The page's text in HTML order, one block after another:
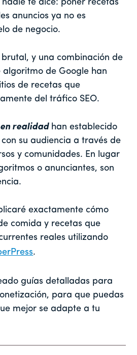
nadie te dice: poner recetas
anuncios ya no es
de negocio.
y una combinación de
algoritmo de Google han
de recetas que
del tráfico SEO.
en realidadhan establecido
su audiencia a través de
y comunidades. En lugar
o anunciantes, son
exactamente cómo
comida y recetas que
reales utilizando
.
guías detalladas para
para que puedas
mejor se adapte a tu